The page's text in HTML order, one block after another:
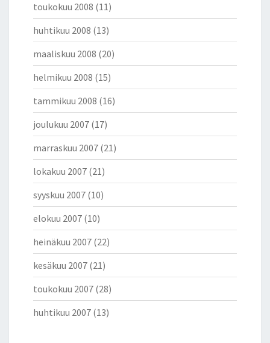
toukokuu 2008 (11)
huhtikuu 2008 (13)
maaliskuu 2008 (20)
helmikuu 2008 (15)
tammikuu 2008 (16)
joulukuu 2007 (17)
marraskuu 2007 (21)
lokakuu 2007 (21)
syyskuu 2007 (10)
elokuu 2007 (10)
heinäkuu 2007 (22)
kesäkuu 2007 (21)
toukokuu 2007 (28)
huhtikuu 2007 (13)